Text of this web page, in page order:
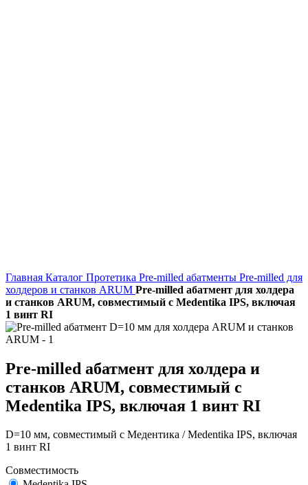
Главная Каталог Протетика Pre-milled абатменты Pre-milled для
холдеров и cтанков ARUM Pre-milled абатмент для холдера
и станков ARUM, совместимый с Medentika IPS, включая
1 винт RI
Pre-milled абатмент для холдера и
станков ARUM, совместимый с
Medentika IPS, включая 1 винт RI
D=10 мм, совместимый с Медентика / Medentika IPS, включая
1 винт RI
Совместимость